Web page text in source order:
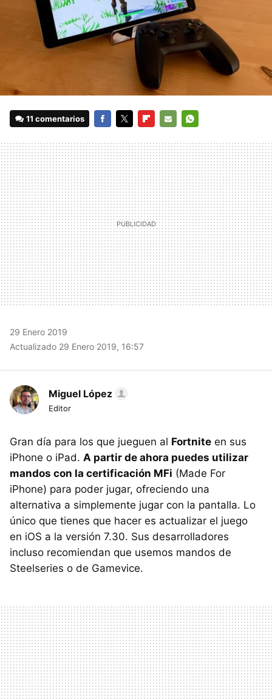
11 comentarios
MAIL
29 Enero 2019
Actualizado 29 Enero 2019, 16:57
Miguel López
Editor
Gran día para los que jueguen al Fortnite en sus
iPhone o iPad. A partir de ahora puedes utilizar
mandos con la certificación MFi (Made For
iPhone) para poder jugar, ofreciendo una
alternativa a simplemente jugar con la pantalla. Lo
único que tienes que hacer es actualizar el juego
en iOS a la versión 7.30. Sus desarrolladores
incluso recomiendan que usemos mandos de
Steelseries o de Gamevice.